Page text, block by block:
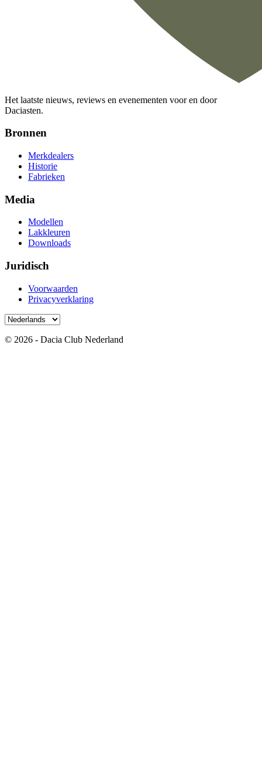
Het laatste nieuws, reviews en evenementen voor en door
Daciasten.
Bronnen
Merkdealers
Historie
Fabrieken
Media
Modellen
Lakkleuren
Downloads
Juridisch
Voorwaarden
Privacyverklaring
© 2026 - Dacia Club Nederland